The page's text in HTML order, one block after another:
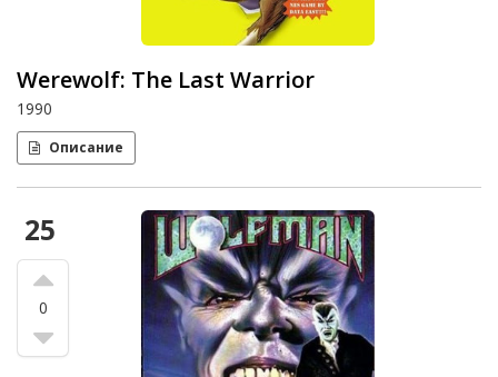
Werewolf: The Last Warrior
1990
Описание
25
0